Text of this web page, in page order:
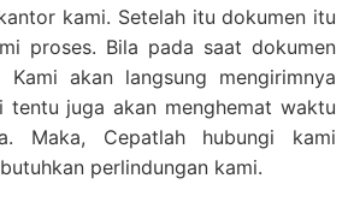
kami. Setelah itu dokumen itu
proses. Bila pada saat dokumen
akan langsung mengirimnya
tentu juga akan menghemat waktu
Maka, Cepatlah hubungi kami
perlindungan kami.